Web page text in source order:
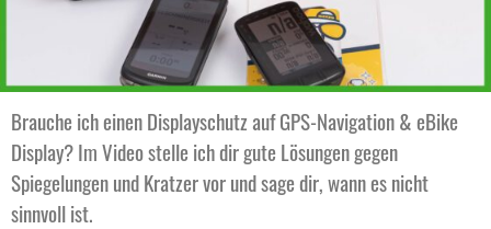
Brauche ich einen Displayschutz auf GPS-Navigation & eBike
Display? Im Video stelle ich dir gute Lösungen gegen
Spiegelungen und Kratzer vor und sage dir, wann es nicht
sinnvoll ist.